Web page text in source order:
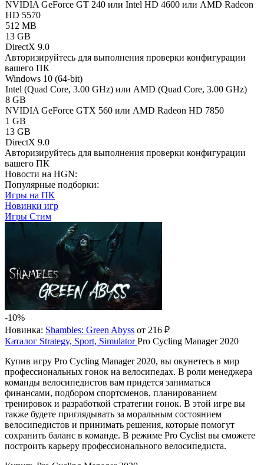
NVIDIA GeForce GT 240 или Intel HD 4600 или AMD Radeon
HD 5570
512 MB
13 GB
DirectX 9.0
Авторизируйтесь для выполнения проверки конфигурации
вашего ПК
Windows 10 (64-bit)
Intel (Quad Сore, 3.00 GHz) или AMD (Quad Core, 3.00 GHz)
8 GB
NVIDIA GeForce GTX 560 или AMD Radeon HD 7850
1 GB
13 GB
DirectX 9.0
Авторизируйтесь для выполнения проверки конфигурации
вашего ПК
Новости на HGN:
Популярные подборки:
Игры на ПК
Новинки игр
Игры Стим
-10%
Новинка: Shambles: Green Abyss от 216 ₽
Каталог Strategy, Sport, Simulator Pro Cycling Manager 2020
Купив игру Pro Cycling Manager 2020, вы окунетесь в мир
профессиональных гонок на велосипедах. В роли менеджера
команды велосипедистов вам придется заниматься
финансами, подбором спортсменов, планированием
тренировок и разработкой стратегии гонок. В этой игре вы
также будете приглядывать за моральным состоянием
велосипедистов и принимать решения, которые помогут
сохранить баланс в команде. В режиме Pro Cyclist вы сможете
построить карьеру профессионального велосипедиста.